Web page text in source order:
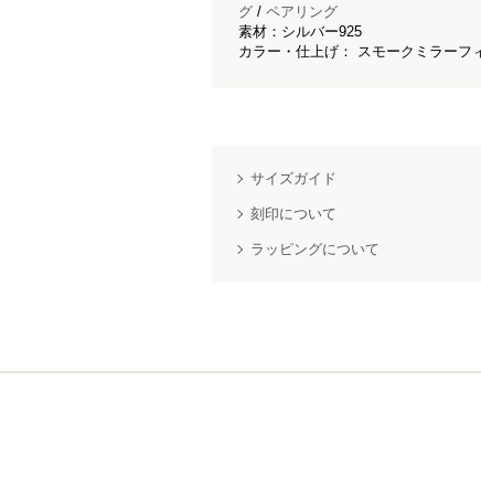
グ / ペアリング
素材：シルバー925
カラー・仕上げ： スモークミラーフ
サイズガイド
刻印について
ラッピングについて